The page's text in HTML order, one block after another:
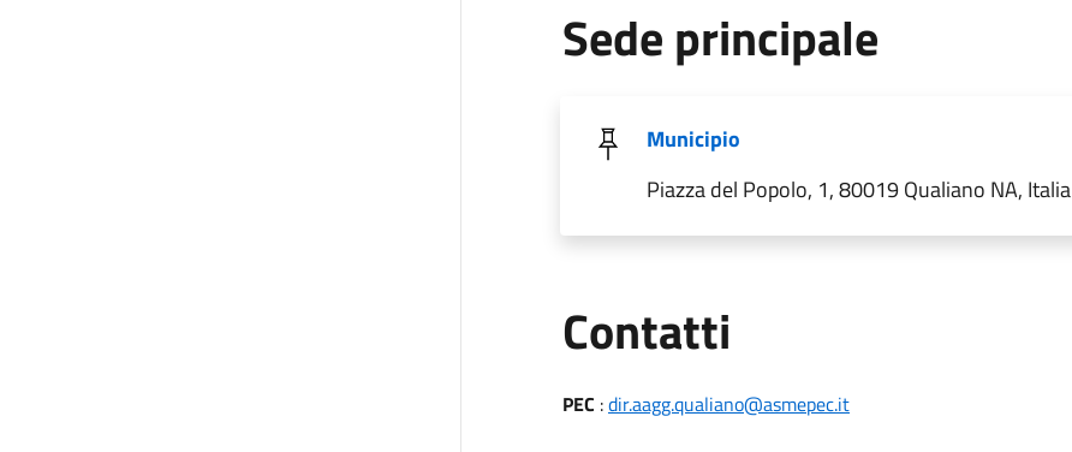
Sede principale
Municipio
Piazza del Popolo, 1, 80019 Qualiano NA, Italia
Contatti
PEC :dir.aagg.qualiano@asmepec.it